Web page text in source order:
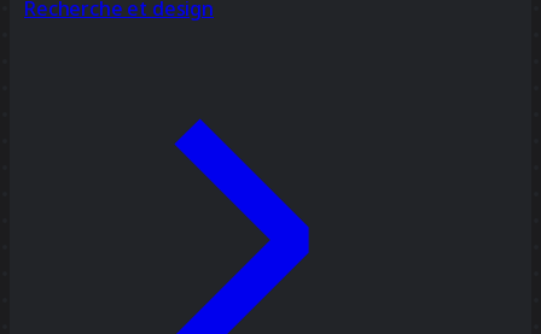
Recherche et design